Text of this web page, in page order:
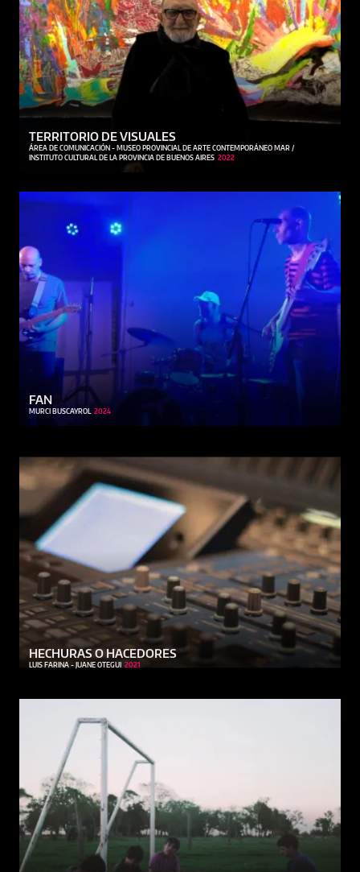
TERRITORIO DE VISUALES
ÁREA DE COMUNICACIÓN - MUSEO PROVINCIAL DE ARTE CONTEMPORÁNEO MAR /
INSTITUTO CULTURAL DE LA PROVINCIA DE BUENOS AIRES 2022
FAN
MURCI BUSCAYROL 2024
HECHURAS O HACEDORES
LUIS FARINA - JUANE OTEGUI 2021